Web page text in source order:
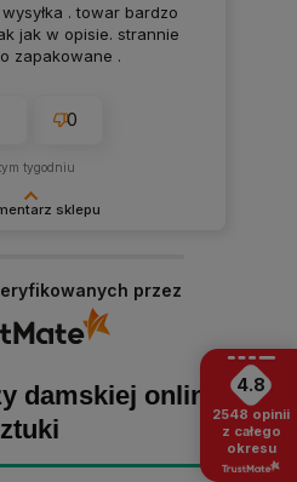
sklepu
bardziej cieszymy się, że
Obiecujemy
- zapraszamy ponownie! :)
wysyłka . towar bardzo
jak w opisie. strannie
zapakowane .
0
tygodniu
przez
damskiej online -4.8
2548 opinii
z całego
okresu